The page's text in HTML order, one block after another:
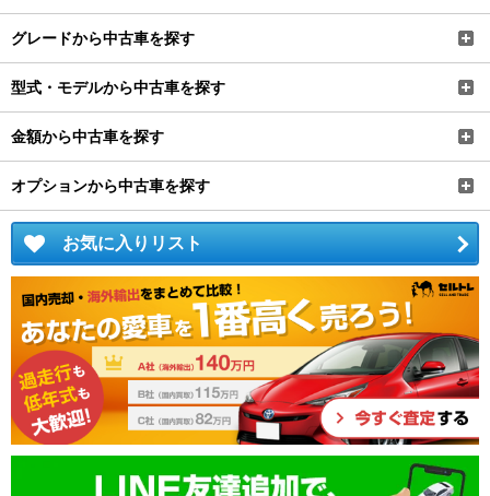
グレードから中古車を探す
型式・モデルから中古車を探す
金額から中古車を探す
オプションから中古車を探す
お気に入りリスト